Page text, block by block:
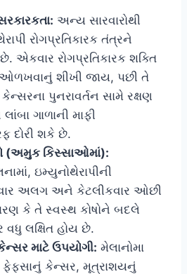
અન્ય સારવારોથી
રોગપ્રતિકારક તંત્રને
એકવાર રોગપ્રતિકારક શક્તિ
ઓળખવાનું શીખી જાય, પછી તે
પુનરાવર્તન સામે રક્ષણ
ગાળાની માફી
દોરી શકે છે.
કિસ્સાઓમાં):
ઇમ્યુનોથેરાપીની
અલગ અને કેટલીકવાર ઓછી
કે તે સ્વસ્થ કોષોને બદલે
વધુ લક્ષિત હોય છે.
માટે ઉપયોગી: મેલાનોમા
ફેફસાનું કેન્સર, મૂત્રાશયનું